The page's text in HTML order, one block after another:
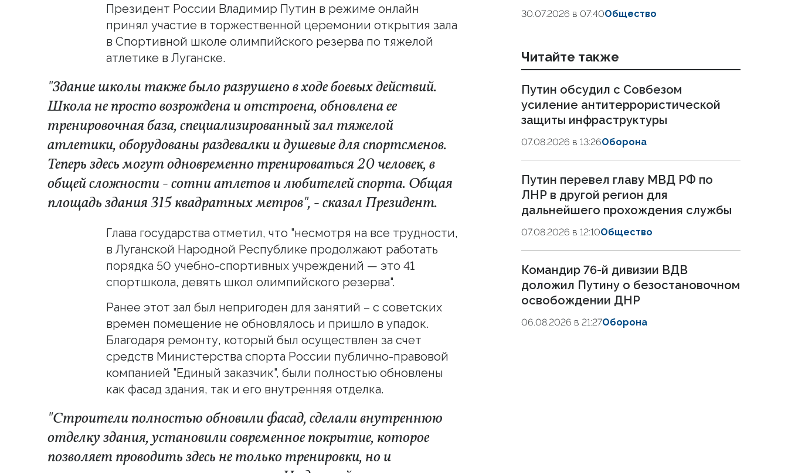
Президент России Владимир Путин в режиме онлайн
принял участие в торжественной церемонии открытия зала
в Спортивной школе олимпийского резерва по тяжелой
атлетике в Луганске.
"Здание школы также было разрушено в ходе боевых действий.
Школа не просто возрождена и отстроена, обновлена ее
тренировочная база, специализированный зал тяжелой
атлетики, оборудованы раздевалки и душевые для спортсменов.
Теперь здесь могут одновременно тренироваться 20 человек, в
общей сложности - сотни атлетов и любителей спорта. Общая
площадь здания 315 квадратных метров", - сказал Президент.
Глава государства отметил, что "несмотря на все трудности,
в Луганской Народной Республике продолжают работать
порядка 50 учебно-спортивных учреждений — это 41
спортшкола, девять школ олимпийского резерва".
Ранее этот зал был непригоден для занятий – с советских
времен помещение не обновлялось и пришло в упадок.
Благодаря ремонту, который был осуществлен за счет
средств Министерства спорта России публично-правовой
компанией "Единый заказчик", были полностью обновлены
как фасад здания, так и его внутренняя отделка.
"Строители полностью обновили фасад, сделали внутреннюю
отделку здания, установили современное покрытие, которое
позволяет проводить здесь не только тренировки, но и
30.07.2026 в 07:40Общество
Читайте также
Путин обсудил с Совбезом
усиление антитеррористической
защиты инфраструктуры
07.08.2026 в 13:26Оборона
Путин перевел главу МВД РФ по
ЛНР в другой регион для
дальнейшего прохождения службы
07.08.2026 в 12:10Общество
Командир 76-й дивизии ВДВ
доложил Путину о безостановочном
освобождении ДНР
06.08.2026 в 21:27Оборона